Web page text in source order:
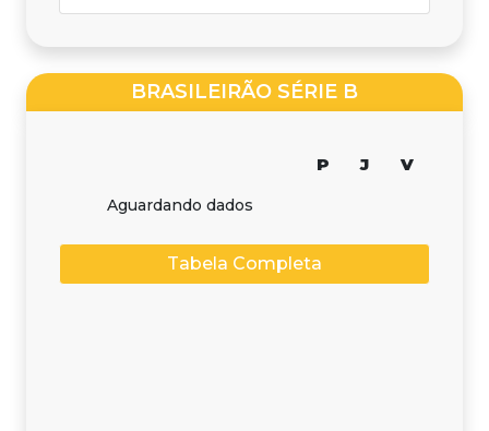
BRASILEIRÃO SÉRIE B
P J V
Aguardando dados
Tabela Completa